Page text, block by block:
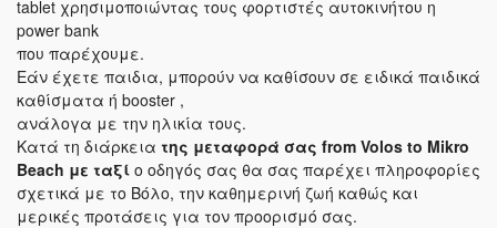
tablet χρησιμοποιώντας τους φορτιστές αυτοκινήτου η
power bank
που παρέχουμε.
Εάν έχετε παιδια, μπορούν να καθίσουν σε ειδικά παιδικά
καθίσματα ή booster ,
ανάλογα με την ηλικία τους.
Κατά τη διάρκεια της μεταφορά σας from Volos to Mikro
Beach με ταξί ο οδηγός σας θα σας παρέχει πληροφορίες
σχετικά με το Βόλο, την καθημερινή ζωή καθώς και
μερικές προτάσεις για τον προορισμό σας.